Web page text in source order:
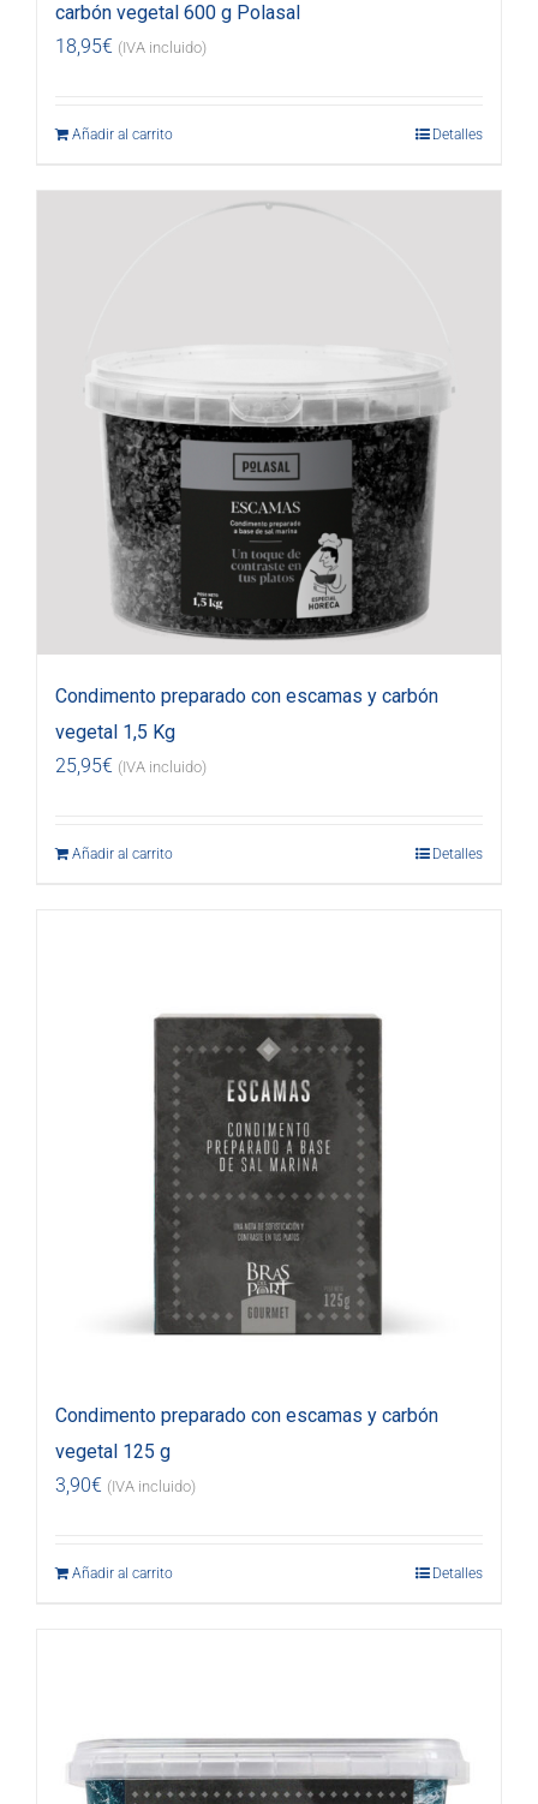
carbón vegetal 600 g Polasal
18,95€ (IVA incluido)
Añadir al carrito Detalles
Condimento preparado con escamas y carbón
vegetal 1,5 Kg
25,95€ (IVA incluido)
Añadir al carrito Detalles
Condimento preparado con escamas y carbón
vegetal 125 g
3,90€ (IVA incluido)
Añadir al carrito Detalles